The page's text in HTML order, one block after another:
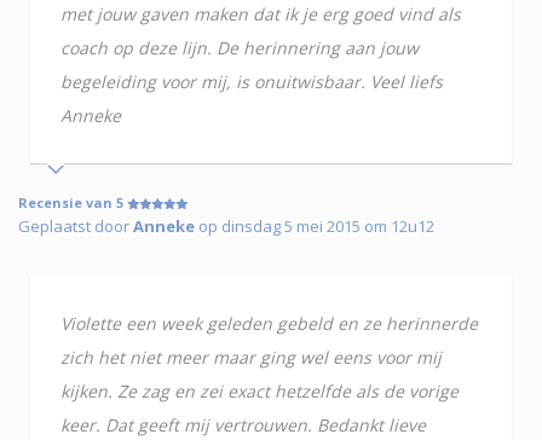
met jouw gaven maken dat ik je erg goed vind als
coach op deze lijn. De herinnering aan jouw
begeleiding voor mij, is onuitwisbaar. Veel liefs
Anneke
Recensie van 5
Geplaatst doorAnneke op dinsdag 5 mei 2015 om 12u12
Violette een week geleden gebeld en ze herinnerde
zich het niet meer maar ging wel eens voor mij
kijken. Ze zag en zei exact hetzelfde als de vorige
keer. Dat geeft mij vertrouwen. Bedankt lieve